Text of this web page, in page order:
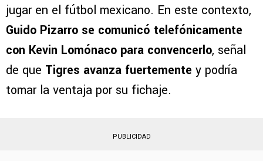
jugar en el fútbol mexicano. En este contexto,
Guido Pizarro se comunicó telefónicamente
con Kevin Lomónaco para convencerlo, señal
de que Tigres avanza fuertemente y podría
tomar la ventaja por su fichaje.
PUBLICIDAD